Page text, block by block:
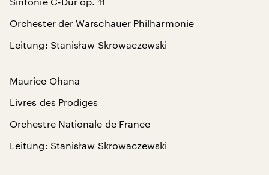
Orchester der Warschauer Philharmonie
Leitung: Stanisław Skrowaczewski
Maurice Ohana
Livres des Prodiges
Orchestre Nationale de France
Leitung: Stanisław Skrowaczewski